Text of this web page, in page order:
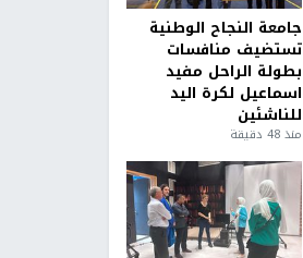
جامعة النجاح الوطنية
تستضيف منافسات
بطولة الراحل مفيد
اسماعيل لكرة اليد
للناشئين
منذ 48 دقيقة